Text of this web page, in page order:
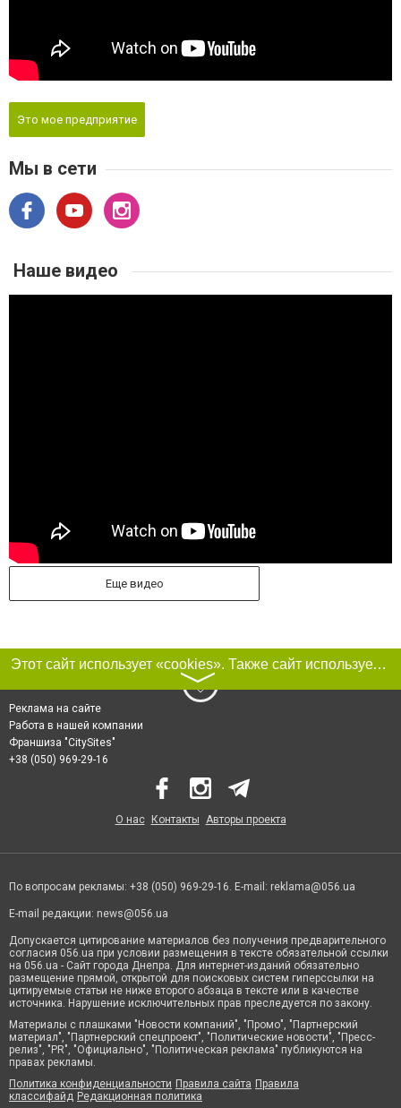
Это мое предприятие
Мы в сети
Наше видео
Еще видео
Этот сайт использует «cookies». Также сайт использует интернет-сервис для сбора технических данных касательно посетителей с целью получения маркетинговой и статистической информации. Условия обработки данных посетителей сайта см.
〉
Реклама на сайте
Работа в нашей компании
Франшиза "CitySites"
+38 (050) 969-29-16
О нас Контакты Авторы проекта
По вопросам рекламы: +38 (050) 969-29-16. E-mail: reklama@056.ua
E-mail редакции: news@056.ua
Допускается цитирование материалов без получения предварительного
согласия 056.ua при условии размещения в тексте обязательной ссылки
на 056.ua - Сайт города Днепра. Для интернет-изданий обязательно
размещение прямой, открытой для поисковых систем гиперссылки на
цитируемые статьи не ниже второго абзаца в тексте или в качестве
источника. Нарушение исключительных прав преследуется по закону.
Материалы с плашками "Новости компаний", "Промо", "Партнерский
материал", "Партнерский спецпроект", "Политические новости", "Пресс-
релиз", "PR", "Официально", "Политическая реклама" публикуются на
правах рекламы.
Политика конфиденциальности Правила сайта Правила
классифайд Редакционная политика